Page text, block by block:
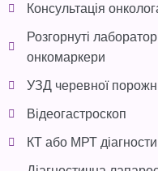
Консультація
Розгорнуті
онкомаркери
УЗД черевної
Відеогастроскоп
КТ або МРТ